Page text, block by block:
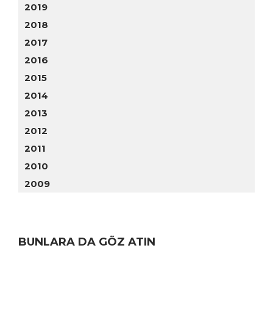
2019
2018
2017
2016
2015
2014
2013
2012
2011
2010
2009
BUNLARA DA GÖZ ATIN